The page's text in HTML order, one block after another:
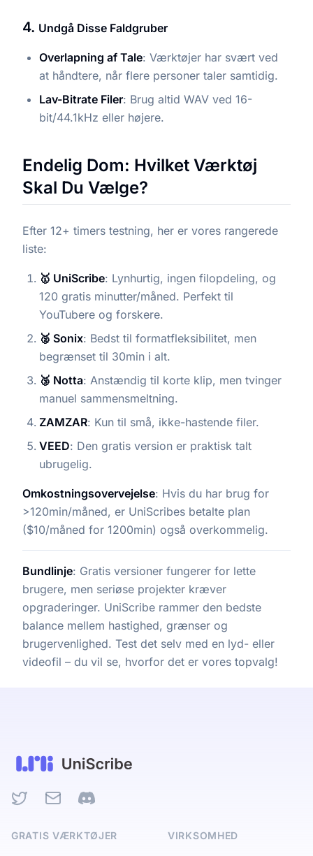
4. Undgå Disse Faldgruber
Overlapning af Tale: Værktøjer har svært ved
at håndtere, når flere personer taler samtidig.
Lav-Bitrate Filer: Brug altid WAV ved 16-
bit/44.1kHz eller højere.
Endelig Dom: Hvilket Værktøj
Skal Du Vælge?
Efter 12+ timers testning, her er vores rangerede
liste:
🥇 UniScribe: Lynhurtig, ingen filopdeling, og
120 gratis minutter/måned. Perfekt til
YouTubere og forskere.
🥈 Sonix: Bedst til formatfleksibilitet, men
begrænset til 30min i alt.
🥉 Notta: Anstændig til korte klip, men tvinger
manuel sammensmeltning.
ZAMZAR: Kun til små, ikke-hastende filer.
VEED: Den gratis version er praktisk talt
ubrugelig.
Omkostningsovervejelse: Hvis du har brug for
>120min/måned, er UniScribes betalte plan
($10/måned for 1200min) også overkommelig.
Bundlinje: Gratis versioner fungerer for lette
brugere, men seriøse projekter kræver
opgraderinger. UniScribe rammer den bedste
balance mellem hastighed, grænser og
brugervenlighed. Test det selv med en lyd- eller
videofil – du vil se, hvorfor det er vores topvalg!
TwitterEmail Discord
GRATIS VÆRKTØJER VIRKSOMHED